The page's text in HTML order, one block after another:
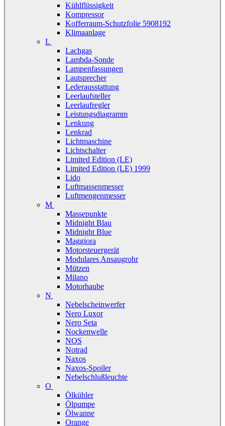
Kühlflüssigkeit
Kompressor
Kofferraum-Schutzfolie 5908192
Klimaanlage
L
Lachgas
Lambda-Sonde
Lampenfassungen
Lautsprecher
Lederausstattung
Leerlaufsteller
Leerlaufregler
Leistungsdiagramm
Lenkung
Lenkrad
Lichtmaschine
Lichtschalter
Limited Edition (LE)
Limited Edition (LE) 1999
Lido
Luftmassenmesser
Luftmengenmesser
M
Massepunkte
Midnight Blau
Midnight Blue
Maggiora
Motorsteuergerät
Modulares Ansaugrohr
Mützen
Milano
Motorhaube
N
Nebelscheinwerfer
Nero Luxor
Nero Seta
Nockenwelle
NOS
Notrad
Naxos
Naxos-Spoiler
Nebelschlußleuchte
O
Ölkühler
Ölpumpe
Ölwanne
Orange